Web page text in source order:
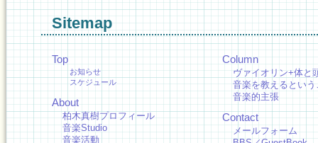
Sitemap
Top
お知らせ
スケジュール
About
柏木真樹プロフィール
音楽Studio
音楽活動
Column
ヴァイオリン+体と
音楽を教えるという
音楽的主張
Contact
メールフォーム